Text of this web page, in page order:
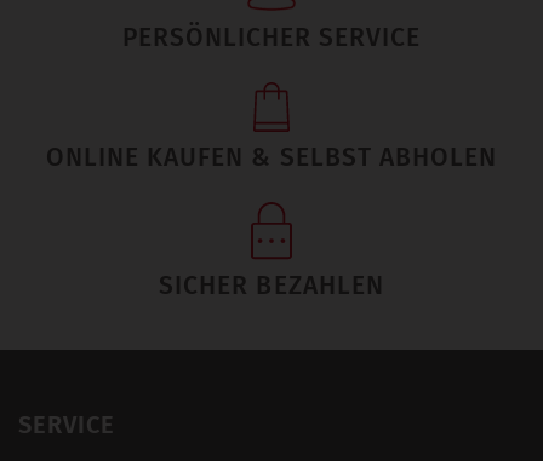
PERSÖNLICHER SERVICE
ONLINE KAUFEN & SELBST ABHOLEN
SICHER BEZAHLEN
SERVICE